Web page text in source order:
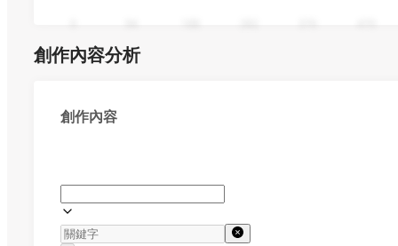
創作內容分析
創作內容